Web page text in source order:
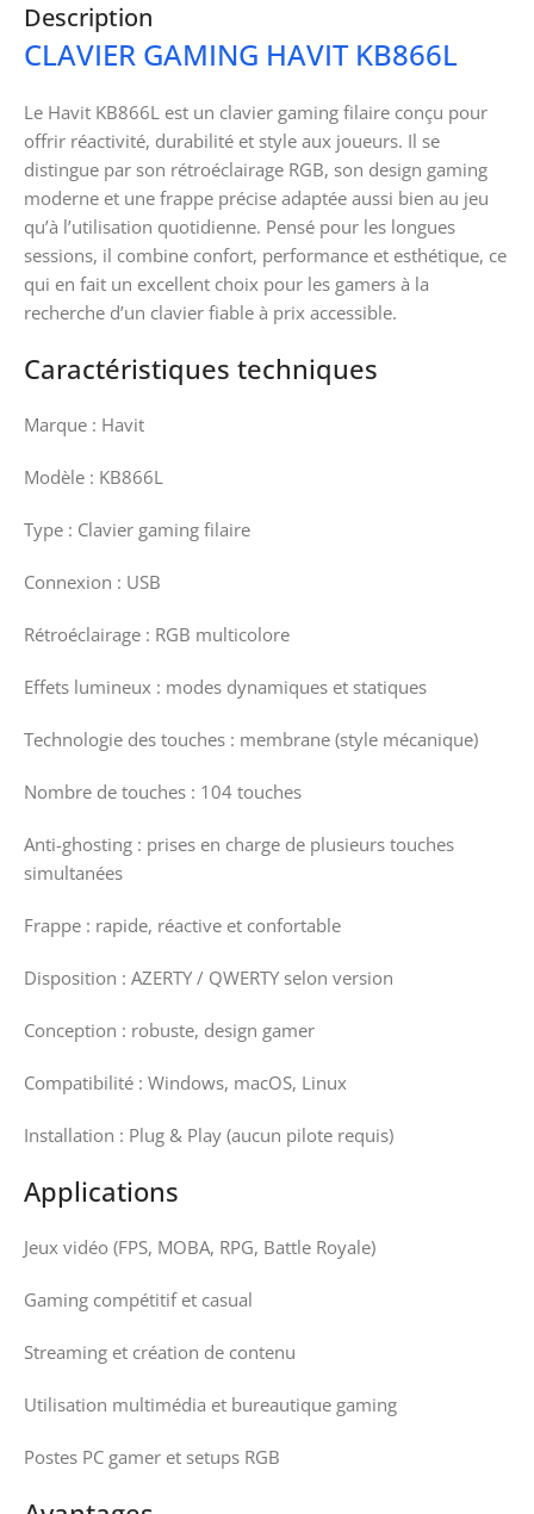
Description
CLAVIER GAMING HAVIT KB866L
Le Havit KB866L est un clavier gaming filaire conçu pour
offrir réactivité, durabilité et style aux joueurs. Il se
distingue par son rétroéclairage RGB, son design gaming
moderne et une frappe précise adaptée aussi bien au jeu
qu’à l’utilisation quotidienne. Pensé pour les longues
sessions, il combine confort, performance et esthétique, ce
qui en fait un excellent choix pour les gamers à la
recherche d’un clavier fiable à prix accessible.
Caractéristiques techniques
Marque : Havit
Modèle : KB866L
Type : Clavier gaming filaire
Connexion : USB
Rétroéclairage : RGB multicolore
Effets lumineux : modes dynamiques et statiques
Technologie des touches : membrane (style mécanique)
Nombre de touches : 104 touches
Anti-ghosting : prises en charge de plusieurs touches
simultanées
Frappe : rapide, réactive et confortable
Disposition : AZERTY / QWERTY selon version
Conception : robuste, design gamer
Compatibilité : Windows, macOS, Linux
Installation : Plug & Play (aucun pilote requis)
Applications
Jeux vidéo (FPS, MOBA, RPG, Battle Royale)
Gaming compétitif et casual
Streaming et création de contenu
Utilisation multimédia et bureautique gaming
Postes PC gamer et setups RGB